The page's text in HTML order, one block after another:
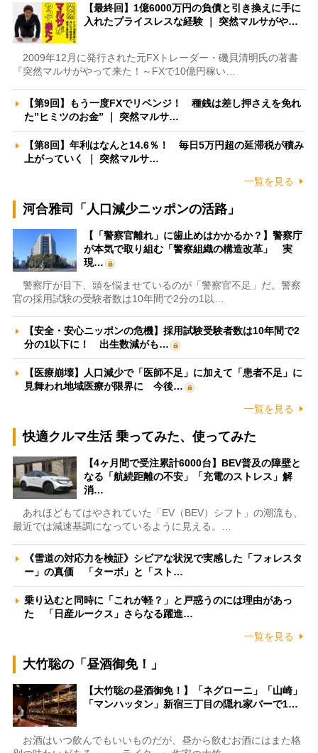
【最終回】1億6000万円の負債と引き換えに手に
入れたプライスレスな経験 ｜ 突然マルサがや…
2009年12月に発行された元FXトレーダー・磯貝清明氏の著書
『突然マルサがやって来た！～FXで10億円稼い…
【第9回】もう一度FXでリベンジ！ 種銭は差し押さえを免れ
た”ヒミツのお金” ｜ 突然マルサ…
【第8回】年利はなんと14.6％！ 毎日5万円超の延滞税が積み
上がっていく ｜ 突然マルサ…
一覧を見る
河合雅司「人口減少ニッポンの活路」
【「警察官離れ」に歯止めはかかるか？】警察庁
が本気で取り組む「警察組織の構造改革」 実
現…
警察庁が目下、頭を悩ませているのが「警察官不足」だ。警察
官の採用試験の受験者数は10年間で2分の1以…
【安全・安心ニッポンの危機】採用試験受験者数は10年間で2
分の1以下に！ 出生数減がも…
【医療崩壊】人口減少で「医師不足」に加えて「患者不足」に
見舞われ地域医療が限界に 今後…
一覧を見る
快適クルマ生活 乗ってみた、使ってみた
【4ヶ月間で受注累計6000台】BEV普及の障壁と
なる「航続距離の不安」「充電のストレス」解
消…
あれほどもてはやされていた「EV（BEV）シフト」の潮流も、
最近では減速基調になっているように見える。…
《雪道の対応力を検証》シビアな状況で実感した「フォレスタ
ー」の真価 「ターボ」と「スト…
乗り込むと同時に「これが軽？」と戸惑うのには理由があっ
た 「日産ルークス」さらなる躍進…
一覧を見る
大竹聡の「昼酒御免！」
【大竹聡の昼酒御免！】「ネグローニ」「山崎」
「マンハッタン」新宿三丁目の隠れ家バーで1…
お酒はいつ飲んでもいいものだが、昼から飲むお酒にはまた格